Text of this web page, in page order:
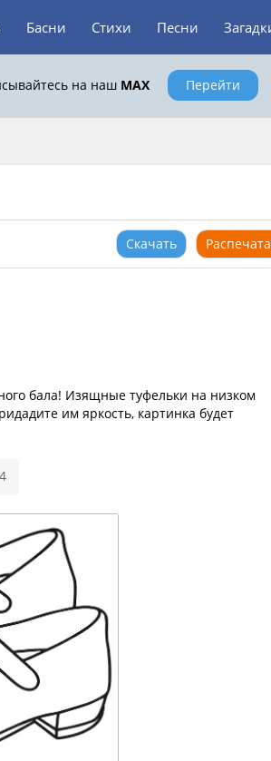
Басни Стихи Песни
на наш MAX Перейти
Скачать
бала! Изящные туфельки на низком
им яркость, картинка будет